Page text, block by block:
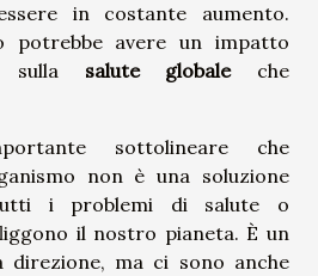
in costante aumento.
potrebbe avere un impatto
sulla salute globaleche
sottolineare che
non è una soluzione
i problemi di salute o
il nostro pianeta. È un
direzione, ma ci sono anche